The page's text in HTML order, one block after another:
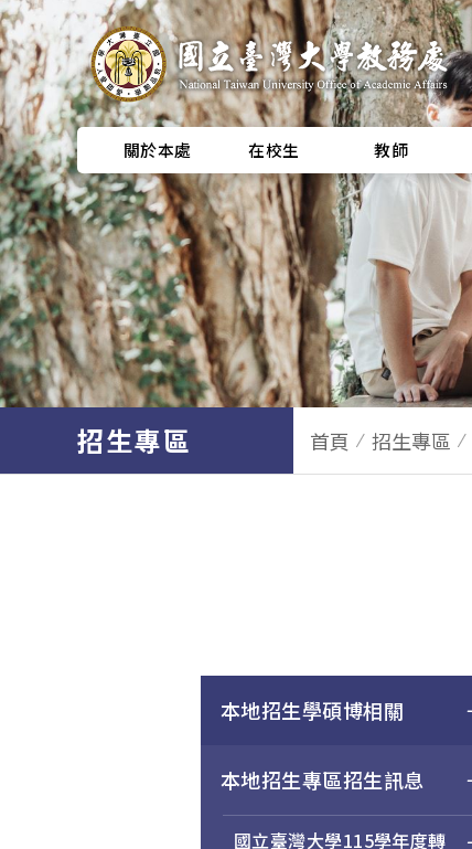
關於本處 在校生 教師
招生專區 首頁 招生專區
本地招生學碩博相關
本地招生專區招生訊息
國立臺灣大學115學年度轉